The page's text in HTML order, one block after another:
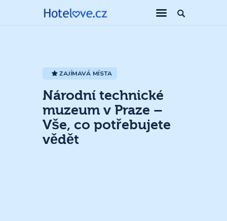
ZAJÍMAVÁ MÍSTA
Národní technické
muzeum v Praze –
Vše, co potřebujete
vědět